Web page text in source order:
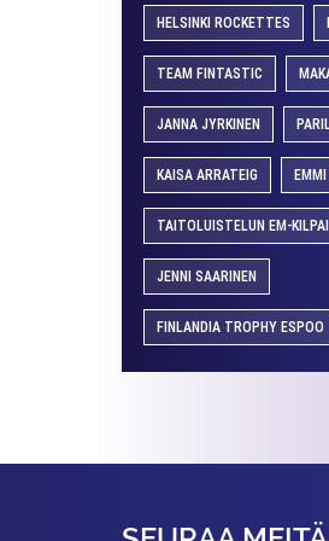
HELSINKI ROCKETTES
TEAM FINTASTIC
JANNA JYRKINEN
KAISA ARRATEIG
TAITOLUISTELUN EM-
JENNI SAARINEN
FINLANDIA TROPHY ESPOO